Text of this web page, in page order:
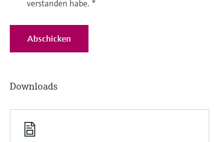
verstanden habe. *
Abschicken
Downloads